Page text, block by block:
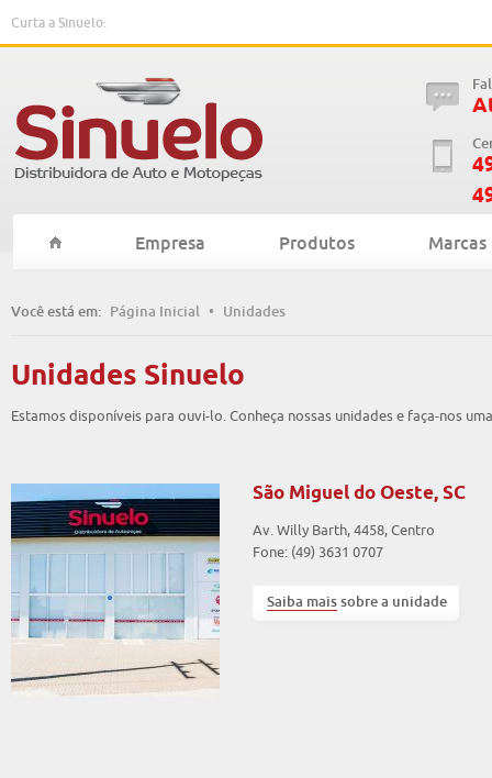
Curta a Sinuelo:
Empresa Produtos Marcas
Você está em: Página Inicial • Unidades
Unidades Sinuelo
Estamos disponíveis para ouvi-lo. Conheça nossas unidades e faça-nos
São Miguel do Oeste, SC
Av. Willy Barth, 4458, Centro
Fone: (49) 3631 0707
Saiba maissobre a unidade